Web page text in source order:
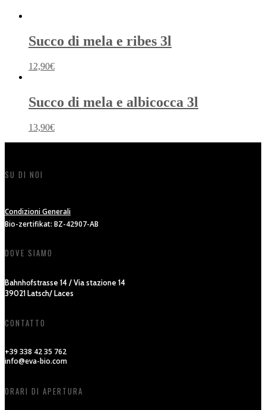
Succo di mela e ribes 3l
12,90€
Succo di mela e albicocca 3l
13,90€
SU DI NOI
Condizioni Generali
Bio-zertifikat: BZ-42907-AB
DOVE SIAMO
Bahnhofstrasse 14 / Via stazione 14
39021 Latsch/ Laces
CONTATTO
+39 338 42 35 762
info@eva-bio.com
ORARI DI APERTURA